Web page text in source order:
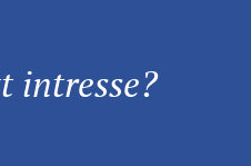
intresse?